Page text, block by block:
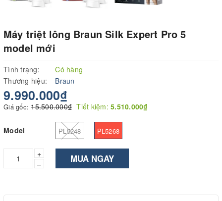
Máy triệt lông Braun Silk Expert Pro 5
model mới
Tình trạng:
Có hàng
Thương hiệu:
Braun
9.990.000₫
Giá gốc:15.500.000₫ Tiết kiệm: 5.510.000₫
Model PL5248 PL5268
+
–
MUA NGAY